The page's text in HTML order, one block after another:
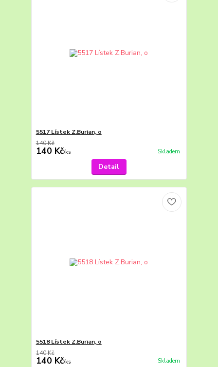
5517 Lístek Z.Burian, o
140 Kč
140 Kč/ks Skladem
Detail
5518 Lístek Z.Burian, o
140 Kč
140 Kč/ks Skladem